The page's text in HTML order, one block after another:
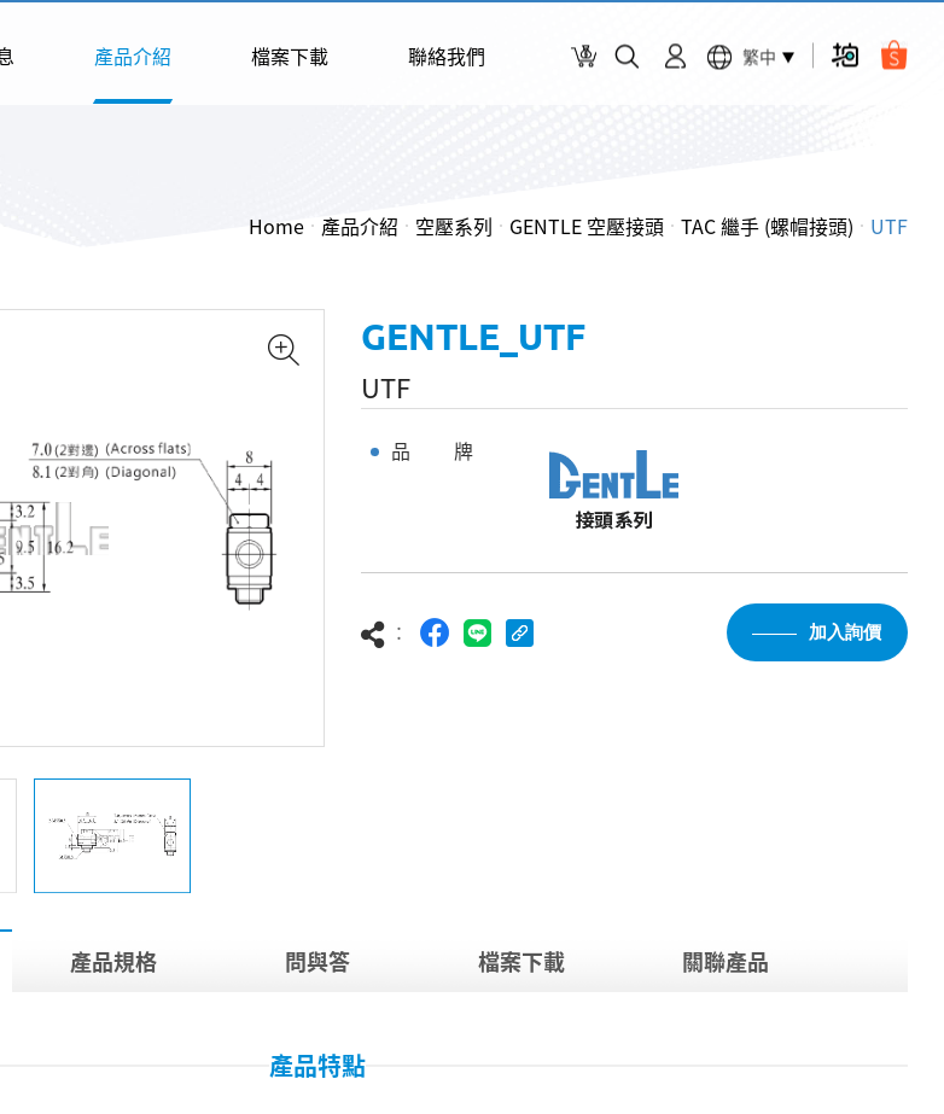
產品介紹 檔案下載 聯絡我們 繁中
Home 產品介紹 空壓系列 GENTLE 空壓接頭 TAC 繼手 (螺帽接頭) UTF
GENTLE_UTF
UTF
品 牌
： 加入詢價
產品規格 問與答 檔案下載 關聯產品
產品特點